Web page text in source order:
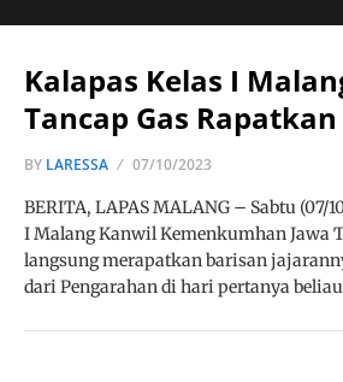
Kalapas Kelas I
Tancap Gas
BY LARESSA 07/10/2023
BERITA, LAPAS MALANG – Sabtu (07/
I Malang Kanwil Kemenkumhan Jawa
langsung merapatkan barisan
dari Pengarahan di hari pertanya